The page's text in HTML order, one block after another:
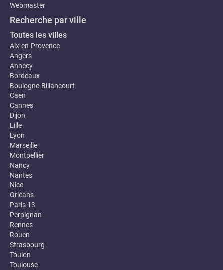
Webmaster
Recherche par ville
Toutes les villes
Aix-en-Provence
Angers
Annecy
Bordeaux
Boulogne-Billancourt
Caen
Cannes
Dijon
Lille
Lyon
Marseille
Montpellier
Nancy
Nantes
Nice
Orléans
Paris 13
Perpignan
Rennes
Rouen
Strasbourg
Toulon
Toulouse